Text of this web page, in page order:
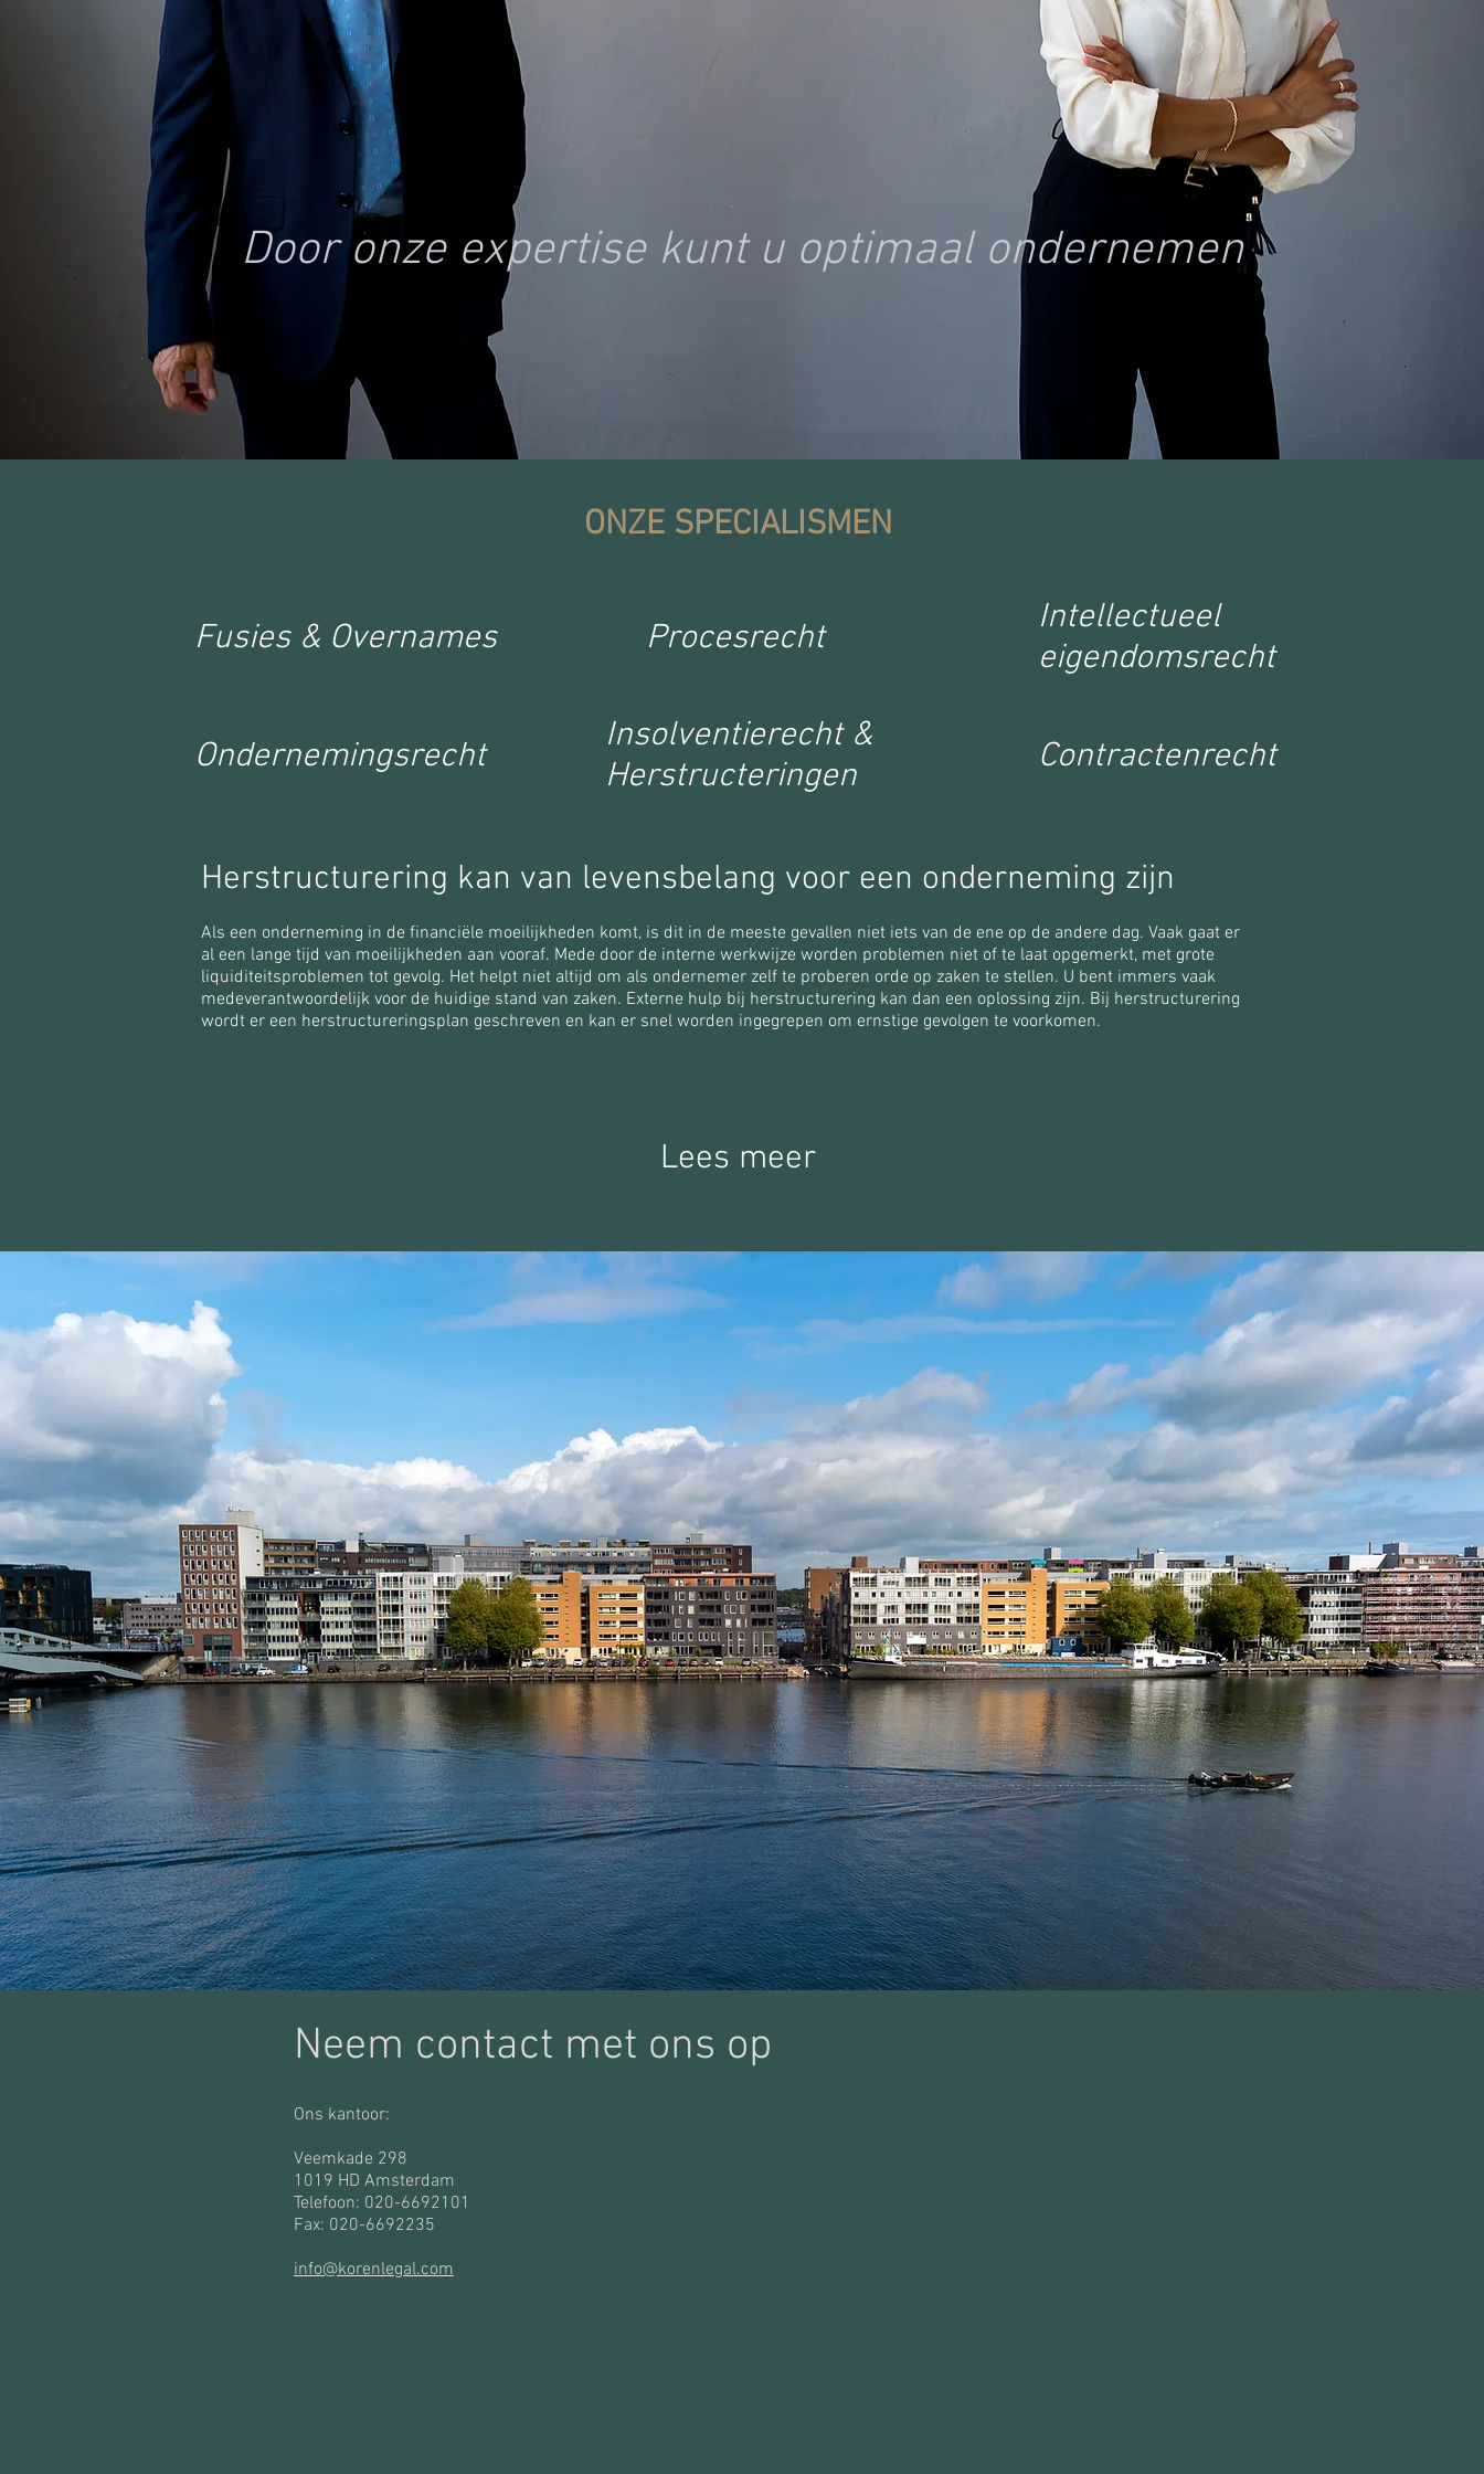
Door onze expertise kunt u optimaal ondernemen
ONZE SPECIALISMEN
Fusies & Overnames
Ondernemingsrecht
Procesrecht
Insolventierecht &
Herstructeringen
Intellectueel
eigendomsrecht
Contractenrecht
Herstructurering kan van levensbelang voor een onderneming zijn
Als een onderneming in de financiële moeilijkheden komt, is dit in de meeste gevallen niet iets van de ene op de andere dag. Vaak gaat er
al een lange tijd van moeilijkheden aan vooraf. Mede door de interne werkwijze worden problemen niet of te laat opgemerkt, met grote
liquiditeitsproblemen tot gevolg. Het helpt niet altijd om als ondernemer zelf te proberen orde op zaken te stellen. U bent immers vaak
medeverantwoordelijk voor de huidige stand van zaken. Externe hulp bij herstructurering kan dan een oplossing zijn. Bij herstructurering
wordt er een herstructureringsplan geschreven en kan er snel worden ingegrepen om ernstige gevolgen te voorkomen.
Lees meer
Neem contact met ons op
Ons kantoor:
Veemkade 298
1019 HD Amsterdam
Telefoon: 020-6692101
Fax: 020-6692235
info@korenlegal.com